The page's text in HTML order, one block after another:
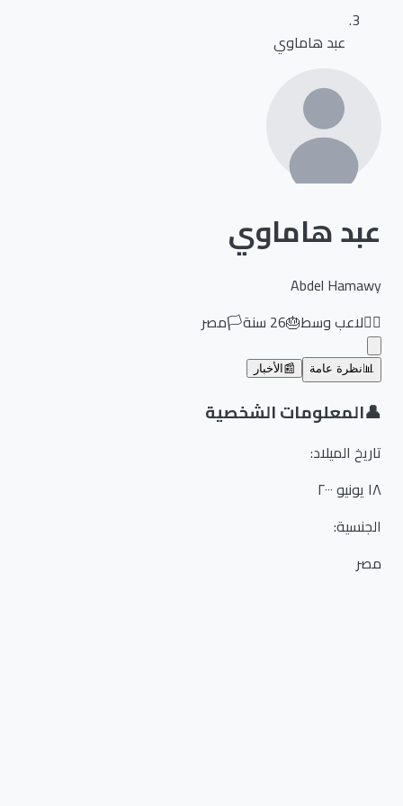
عبد هاماوي
عبد هاماوي
Abdel Hamawy
لاعب وسط🎂
26سنة🏳️مصر
نظرة عامة 📰 الأخبار
المعلومات الشخصية
تاريخ الميلاد:
الجنسية:
مصر